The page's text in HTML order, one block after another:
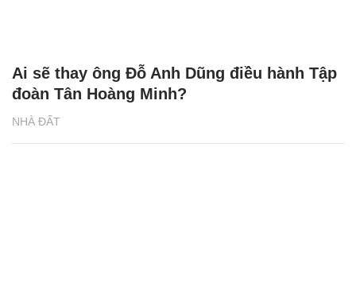
NHÀ ĐẤT
Ai sẽ thay ông Đỗ Anh Dũng điều hành Tập
đoàn Tân Hoàng Minh?